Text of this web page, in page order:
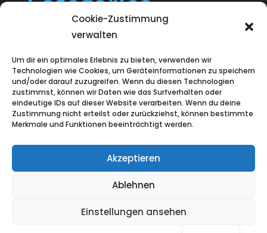
Cookie-Zustimmung
verwalten
Um dir ein optimales Erlebnis zu bieten, verwenden wir
Technologien wie Cookies, um Geräteinformationen zu speichern
und/oder darauf zuzugreifen. Wenn du diesen Technologien
zustimmst, können wir Daten wie das Surfverhalten oder
eindeutige IDs auf dieser Website verarbeiten. Wenn du deine
Zustimmung nicht erteilst oder zurückziehst, können bestimmte
Merkmale und Funktionen beeinträchtigt werden.
Akzeptieren
Ablehnen
Einstellungen ansehen
Elegant Themes|